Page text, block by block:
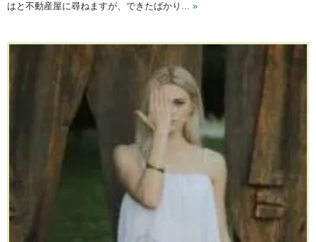
はと不動産屋に尋ねますが、できたばかり... »